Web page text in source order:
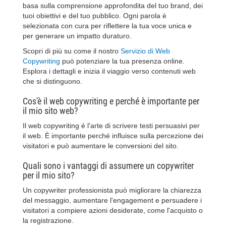
basa sulla comprensione approfondita del tuo brand, dei
tuoi obiettivi e del tuo pubblico. Ogni parola è
selezionata con cura per riflettere la tua voce unica e
per generare un impatto duraturo.
Scopri di più su come il nostro Servizio di Web
Copywriting può potenziare la tua presenza online.
Esplora i dettagli e inizia il viaggio verso contenuti web
che si distinguono.
Cos'è il web copywriting e perché è importante per
il mio sito web?
Il web copywriting è l'arte di scrivere testi persuasivi per
il web. È importante perché influisce sulla percezione dei
visitatori e può aumentare le conversioni del sito.
Quali sono i vantaggi di assumere un copywriter
per il mio sito?
Un copywriter professionista può migliorare la chiarezza
del messaggio, aumentare l'engagement e persuadere i
visitatori a compiere azioni desiderate, come l'acquisto o
la registrazione.